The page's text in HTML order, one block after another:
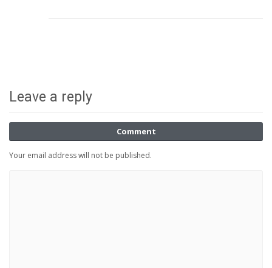
Leave a reply
Comment
Your email address will not be published.